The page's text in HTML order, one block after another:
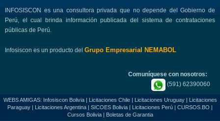
INFOSISCON es una consultora privada que no depende del Gobierno de
Perú, el cual brinda información publicada del sistema de contrataciones
públicas de Perú.
Infosiscon es un producto del Grupo Empresarial NEMABOL
Comuníquese con nosotros:
(591) 62390060
WEBS AMIGAS: Infosiscon Bolivia| Licitaciones Chile| Licitaciones Uruguay| Licitaciones
Paraguay | Licitaciones Argentina | SICOES Bolivia | Licitaciones Perú | CURSOS.BO |
Cursos Bolivia| Boletas de Garantia